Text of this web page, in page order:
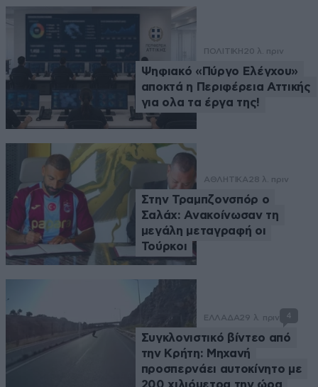
ΠΟΛΙΤΙΚΗ20 λ. πριν
Ψηφιακό «Πύργο Ελέγχου»
αποκτά η Περιφέρεια Αττικής
για ολα τα έργα της!
ΑΘΛΗΤΙΚΑ28 λ. πριν
Στην Τραμπζονσπόρ ο
Σαλάχ: Ανακοίνωσαν τη
μεγάλη μεταγραφή οι
Τούρκοι
ΕΛΛΑΔΑ29 λ. πριν 4
Συγκλονιστικό βίντεο από
την Κρήτη: Μηχανή
προσπερνάει αυτοκίνητο με
200 χιλιόμετρα την ώρα